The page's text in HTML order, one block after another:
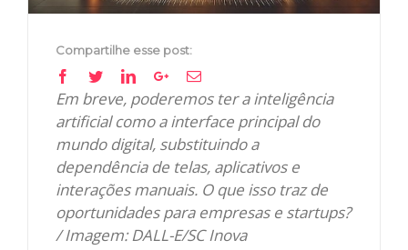
Compartilhe esse post:
Facebook
TwitterLinkedinGoogle+Email
Em breve, poderemos ter a inteligência
artificial como a interface principal do
mundo digital, substituindo a
dependência de telas, aplicativos e
interações manuais. O que isso traz de
oportunidades para empresas e startups?
/ Imagem: DALL-E/SC Inova